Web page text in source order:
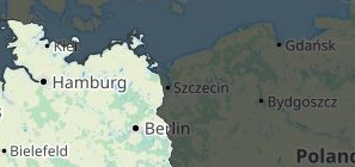
Russland Südkorea
Aserbaidschan
Head Dynastar
Stöckli